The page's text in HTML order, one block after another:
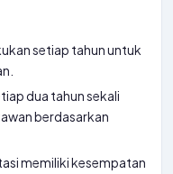
setiap tahun untuk
dua tahun sekali
berdasarkan
memiliki kesempatan